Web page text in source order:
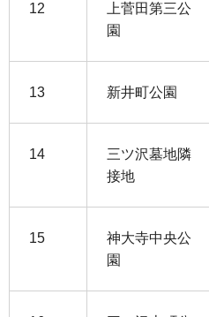
12
上菅田第三公
園
13 新井町公園
14
三ツ沢墓地隣
接地
15
神大寺中央公
園